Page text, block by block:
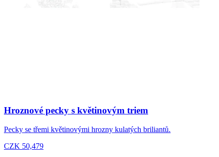
Hroznové pecky s květinovým triem
Pecky se třemi květinovými hrozny kulatých briliantů.
CZK 50,479